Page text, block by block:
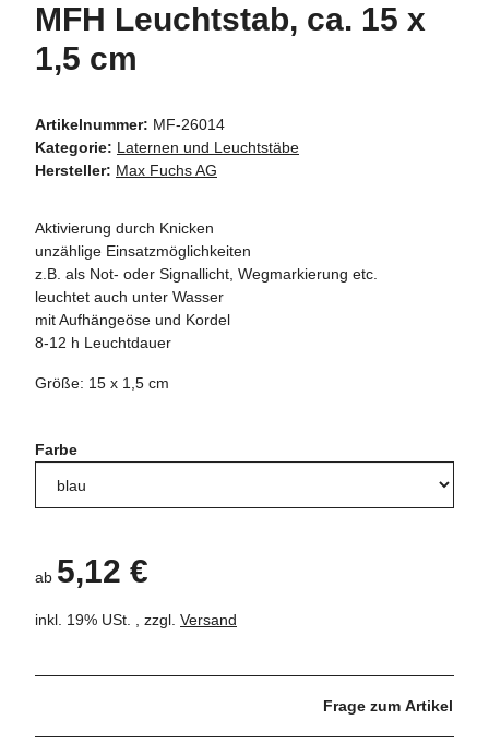
MFH Leuchtstab, ca. 15 x
1,5 cm
Artikelnummer: MF-26014
Kategorie: Laternen und Leuchtstäbe
Hersteller: Max Fuchs AG
Aktivierung durch Knicken
unzählige Einsatzmöglichkeiten
z.B. als Not- oder Signallicht, Wegmarkierung etc.
leuchtet auch unter Wasser
mit Aufhängeöse und Kordel
8-12 h Leuchtdauer
Größe: 15 x 1,5 cm
Farbe
ab 5,12 €
inkl. 19% USt. , zzgl. Versand
Frage zum Artikel